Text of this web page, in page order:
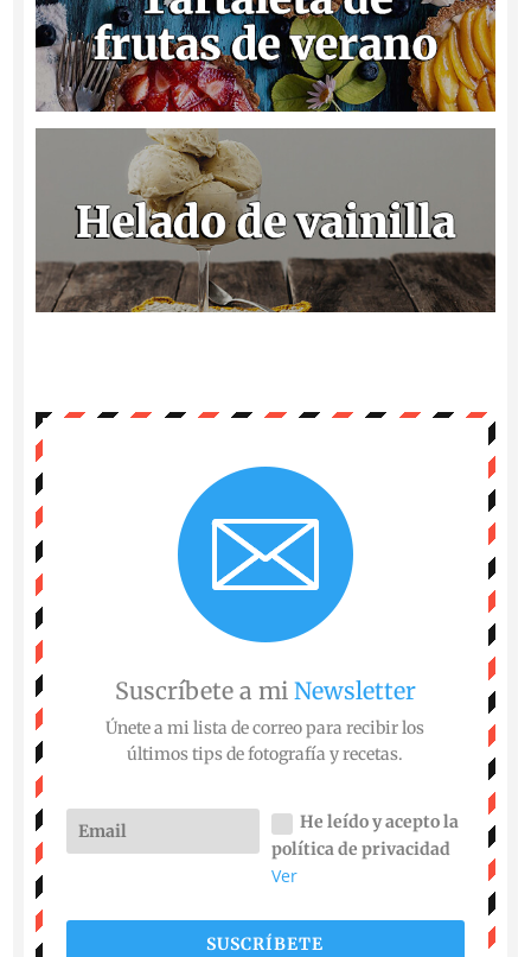
Suscríbete a mi Newsletter
Únete a mi lista de correo para recibir los
últimos tips de fotografía y recetas.
He leído y acepto la
política de privacidad
Ver
SUSCRÍBETE